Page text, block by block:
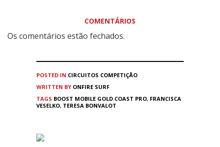
COMENTÁRIOS
Os comentários estão fechados.
POSTED IN CIRCUITOS COMPETIÇÃO
WRITTEN BY ONFIRE SURF
TAGS BOOST MOBILE GOLD COAST PRO, FRANCISCA
VESELKO, TERESA BONVALOT